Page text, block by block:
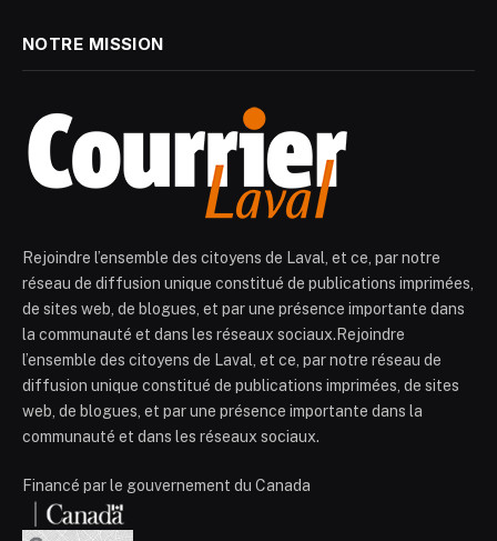
NOTRE MISSION
Rejoindre l’ensemble des citoyens de Laval, et ce, par notre
réseau de diffusion unique constitué de publications imprimées,
de sites web, de blogues, et par une présence importante dans
la communauté et dans les réseaux sociaux.Rejoindre
l’ensemble des citoyens de Laval, et ce, par notre réseau de
diffusion unique constitué de publications imprimées, de sites
web, de blogues, et par une présence importante dans la
communauté et dans les réseaux sociaux.
Financé par le gouvernement du Canada